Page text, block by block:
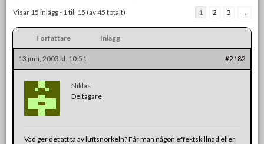
Visar 15 inlägg - 1 till 15 (av 45 totalt)
1 2 3 →
Författare Inlägg
13 juni, 2003 kl. 10:51 #2182
Niklas
Deltagare
Vad ger det att ta av luftsnorkeln? Får man någon effektskillnad eller